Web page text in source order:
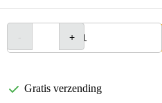
Gratis verzending